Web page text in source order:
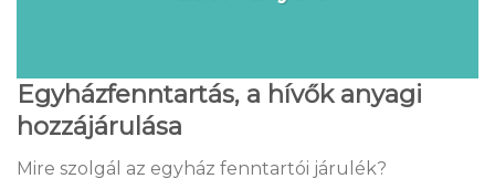
Egyházfenntartás, a hívők anyagi
hozzájárulása
Mire szolgál az egyház fenntartói járulék?